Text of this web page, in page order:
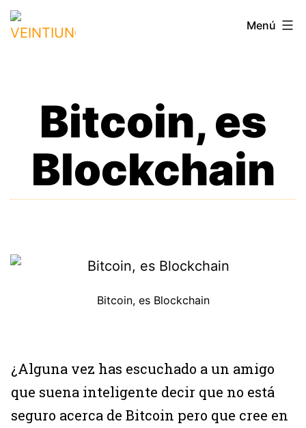
Saltar
VEINTIUNO Menú
Bitcoin, es
Blockchain
Bitcoin, es Blockchain
¿Alguna vez has escuchado a un amigo
que suena inteligente decir que no está
seguro acerca de Bitcoin pero que cree en